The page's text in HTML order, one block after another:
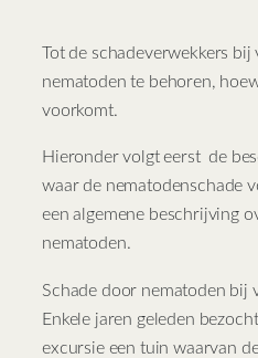
Tot de schadeverwekkers bij
nematoden te behoren,
voorkomt.
Hieronder volgt eerst de
waar de nematodenschade
een algemene beschrijving
nematoden.
Schade door nematoden bij
Enkele jaren geleden
excursie een tuin waarvan